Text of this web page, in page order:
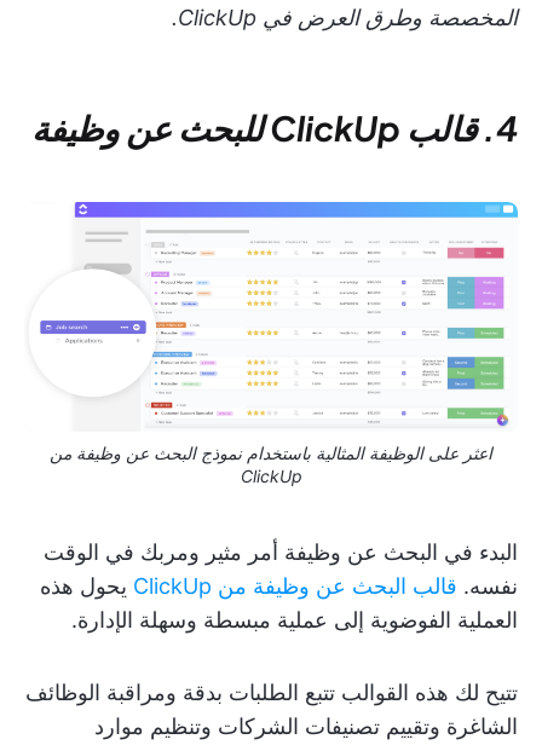
المخصصة وطرق العرض في ClickUp.
4. قالب ClickUp للبحث عن وظيفة
اعثر على الوظيفة المثالية باستخدام نموذج البحث عن وظيفة من
ClickUp
البدء في البحث عن وظيفة أمر مثير ومربك في الوقت
نفسه. قالب البحث عن وظيفة من ClickUp
يحول هذه
العملية الفوضوية إلى عملية مبسطة وسهلة الإدارة.
تتيح لك هذه القوالب تتبع الطلبات بدقة ومراقبة الوظائف
الشاغرة وتقييم تصنيفات الشركات وتنظيم موارد